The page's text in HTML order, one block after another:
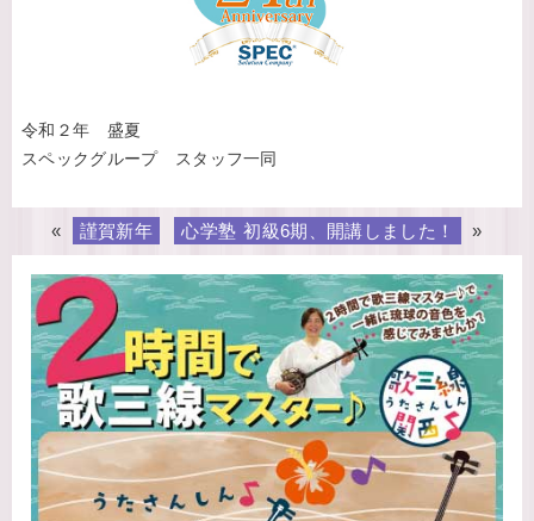
令和２年 盛夏
スペックグループ スタッフ一同
« 謹賀新年 心学塾 初級6期、開講しました！ »